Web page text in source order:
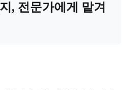
, 전문가에게 맡겨